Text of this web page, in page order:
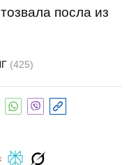
посла из
(425)